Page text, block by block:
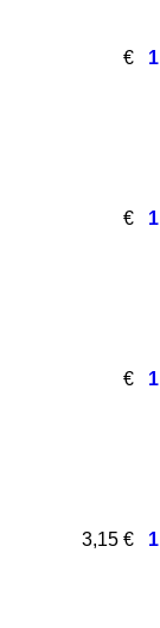
€ 1
€ 1
€ 1
3,15 € 1